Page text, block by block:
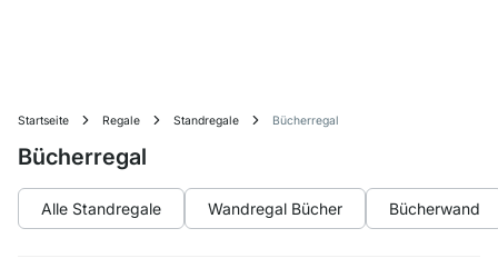
Startseite Regale Standregale Bücherregal
Bücherregal
Alle Standregale Wandregal Bücher Bücherwand